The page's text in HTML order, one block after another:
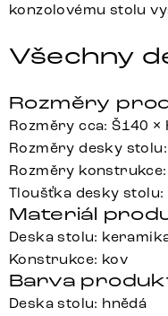
konzolovému stolu
Všechny
Rozměry
Rozměry cca: Š140 ×
Rozměry desky
Rozměry konstrukce:
Tloušťka desky stolu:
Materiál
Deska stolu:
Konstrukce: kov
Barva
Deska stolu: hnědá